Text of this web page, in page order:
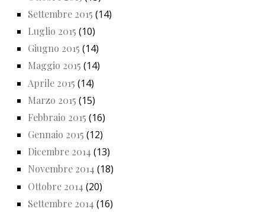
Settembre 2015 (14)
Luglio 2015 (10)
Giugno 2015 (14)
Maggio 2015 (14)
Aprile 2015 (14)
Marzo 2015 (15)
Febbraio 2015 (16)
Gennaio 2015 (12)
Dicembre 2014 (13)
Novembre 2014 (18)
Ottobre 2014 (20)
Settembre 2014 (16)